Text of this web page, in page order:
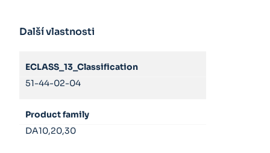
Další vlastnosti
ECLASS_13_Classification
51-44-02-04
Product family
DA10,20,30